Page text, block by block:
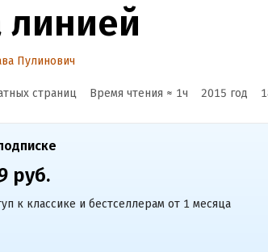
линией
Пулинович
страниц Время чтения ≈ 1ч 2015 год
руб.
к классике и бестселлерам от 1 месяца